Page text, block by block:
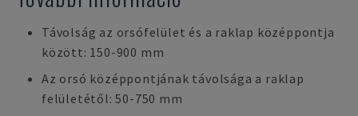
Távolság az orsófelület és a raklap középpontja
között: 150-900 mm
Az orsó középpontjának távolsága a raklap
felületétől: 50-750 mm